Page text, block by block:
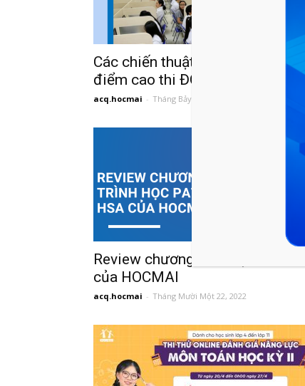
Các chiến thuật cần có để đạt
điểm cao thi ĐGNL...
acq.hocmai - Tháng Bảy 31, 2023
Review chương trình học PAT
của HOCMAI
acq.hocmai - Tháng Mười Một 22, 2022